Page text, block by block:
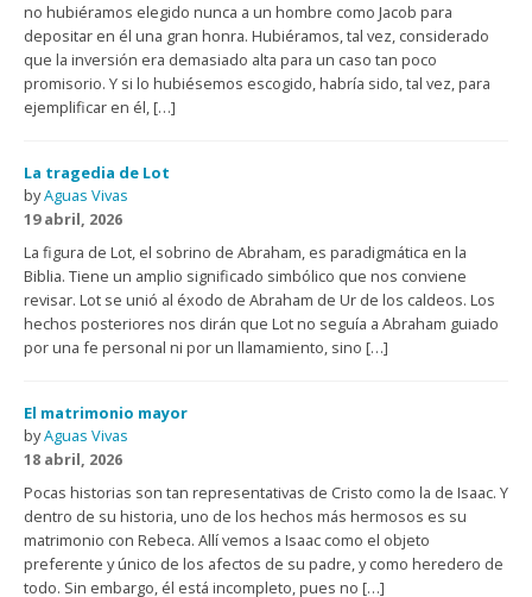
no hubiéramos elegido nunca a un hombre como Jacob para
depositar en él una gran honra. Hubiéramos, tal vez, considerado
que la inversión era demasiado alta para un caso tan poco
promisorio. Y si lo hubiésemos escogido, habría sido, tal vez, para
ejemplificar en él, […]
La tragedia de Lot
byAguas Vivas
19 abril, 2026
La figura de Lot, el sobrino de Abraham, es paradigmática en la
Biblia. Tiene un amplio significado simbólico que nos conviene
revisar. Lot se unió al éxodo de Abraham de Ur de los caldeos. Los
hechos posteriores nos dirán que Lot no seguía a Abraham guiado
por una fe personal ni por un llamamiento, sino […]
El matrimonio mayor
byAguas Vivas
18 abril, 2026
Pocas historias son tan representativas de Cristo como la de Isaac. Y
dentro de su historia, uno de los hechos más hermosos es su
matrimonio con Rebeca. Allí vemos a Isaac como el objeto
preferente y único de los afectos de su padre, y como heredero de
todo. Sin embargo, él está incompleto, pues no […]